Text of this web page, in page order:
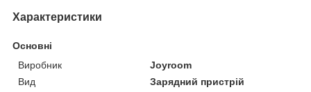
Характеристики
Основні
Виробник
Joyroom
Вид
Зарядний пристрій